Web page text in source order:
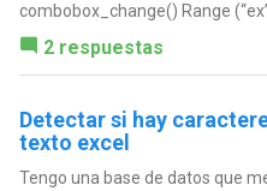
combobox_change() Range
2 respuestas
Detectar si hay
texto excel
Tengo una base de datos que